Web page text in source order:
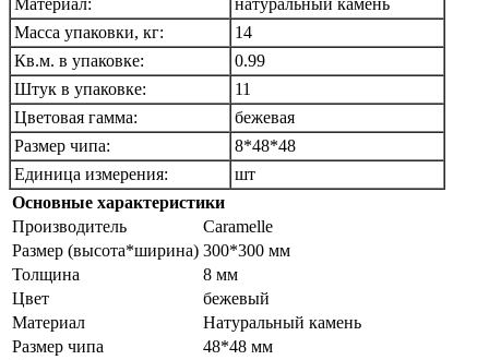
Материал:
натуральный камень
Масса упаковки, кг:
14
Кв.м. в упаковке:
0.99
Штук в упаковке:
11
Цветовая гамма:
бежевая
Размер чипа:
8*48*48
Единица измерения:
шт
Основные характеристики
Производитель
Caramelle
Размер (высота*ширина) 300*300 мм
Толщина
8 мм
Цвет
бежевый
Материал
Натуральный камень
Размер чипа
48*48 мм